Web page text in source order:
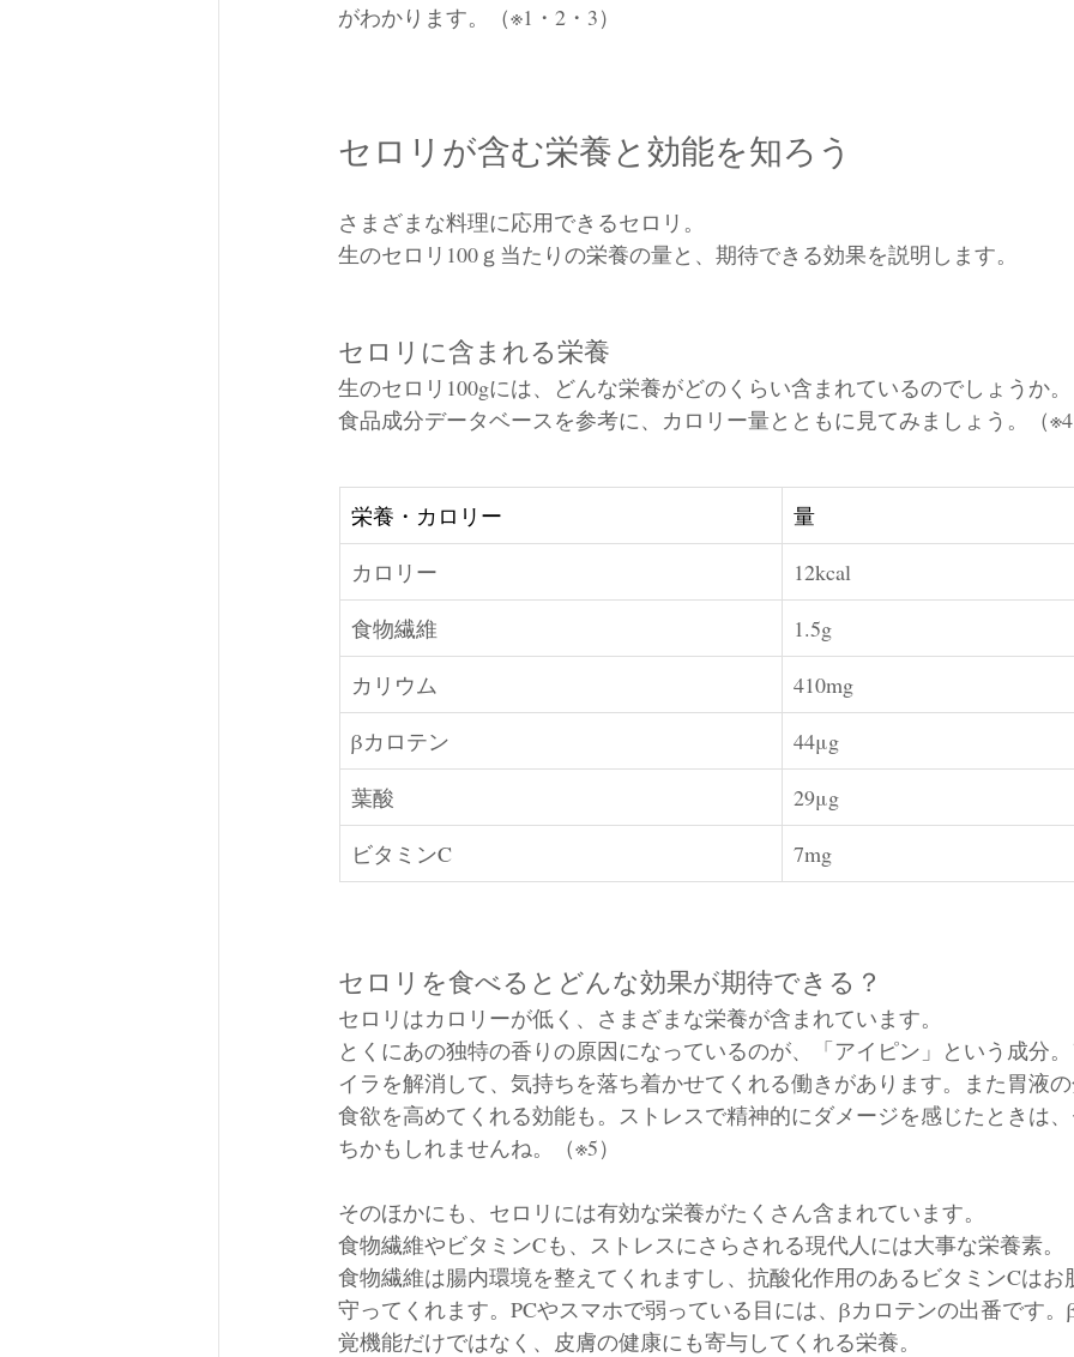
がわかります。（※1・2・3）
セロリが含む栄養と効能を知ろう
さまざまな料理に応用できるセロリ。
生のセロリ100ｇ当たりの栄養の量と、期待できる効果を説明します。
セロリに含まれる栄養
生のセロリ100gには、どんな栄養がどのくらい含まれているのでしょうか。
食品成分データベースを参考に、カロリー量とともに見てみましょう。（
栄養・カロリー
量
カロリー
12kcal
食物繊維
1.5g
カリウム
410mg
βカロテン
44μg
葉酸
29μg
ビタミンC
7mg
セロリを食べるとどんな効果が期待できる？
セロリはカロリーが低く、さまざまな栄養が含まれています。
とくにあの独特の香りの原因になっているのが、「アイピン」という成分
イラを解消して、気持ちを落ち着かせてくれる働きがあります。また胃液
食欲を高めてくれる効能も。ストレスで精神的にダメージを感じたときは
ちかもしれませんね。（※5）
そのほかにも、セロリには有効な栄養がたくさん含まれています。
食物繊維やビタミンCも、ストレスにさらされる現代人には大事な栄養素。
食物繊維は腸内環境を整えてくれますし、抗酸化作用のあるビタミンCはお
守ってくれます。PCやスマホで弱っている目には、βカロテンの出番です
覚機能だけではなく、皮膚の健康にも寄与してくれる栄養。